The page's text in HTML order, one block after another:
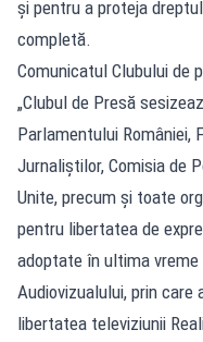
și pentru a proteja
completă.
Comunicatul Clubului de
„Clubul de Presă
Parlamentului României,
Jurnaliștilor, Comisia de
Unite, precum și toate
pentru libertatea de
adoptate în ultima
Audiovizualului, prin
libertatea televiziunii